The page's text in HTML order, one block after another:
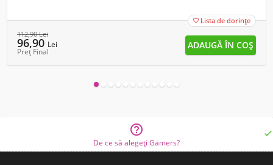
 Lista de dorințe
112,90Lei
96,90 Lei
Preț Final

De ce să alegeți Gamers?
